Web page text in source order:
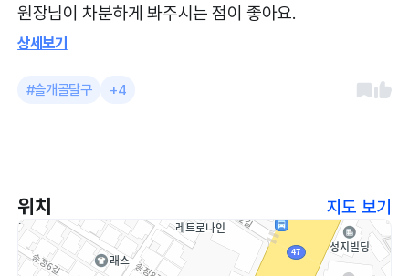
원장님이 차분하게 봐주시는 점이 좋아요.
상세보기
#슬개골탈구 +4
위치 지도 보기